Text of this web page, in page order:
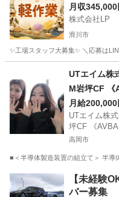
月収345,000
株式会社LP
滑川市
✨工場スタッフ大募集✨ ＼応募は
未経
UTエイム株
M岩坪CF 《
服貸与】
月給200,000
UTエイム株
坪CF 《
高岡市
■＜半導体製造装置の組立て＞ 半
高岡市 工場
【未経験
バー募集